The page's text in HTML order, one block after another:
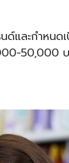
ละกำหนดเ
50,000